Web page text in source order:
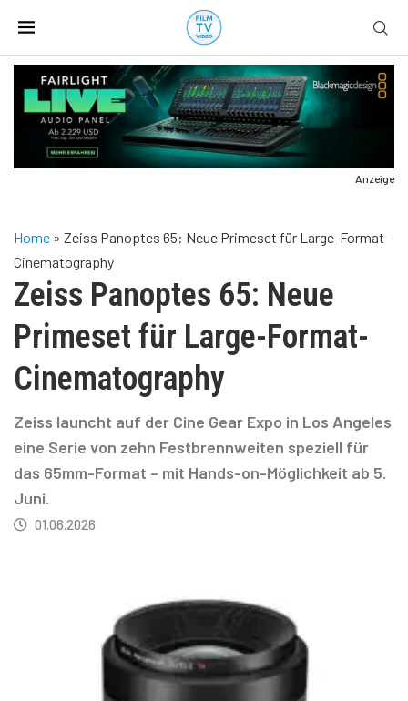
Anzeige
Home » Zeiss Panoptes 65: Neue Primeset für Large-Format-
Cinematography
Zeiss Panoptes 65: Neue
Primeset für Large-Format-
Cinematography
Zeiss launcht auf der Cine Gear Expo in Los Angeles
eine Serie von zehn Festbrennweiten speziell für
das 65mm-Format – mit Hands-on-Möglichkeit ab 5.
Juni.
01.06.2026